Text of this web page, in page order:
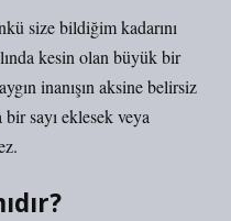
size bildiğim kadarını
kesin olan büyük bir
inanışın aksine belirsiz
sayı eklesek veya